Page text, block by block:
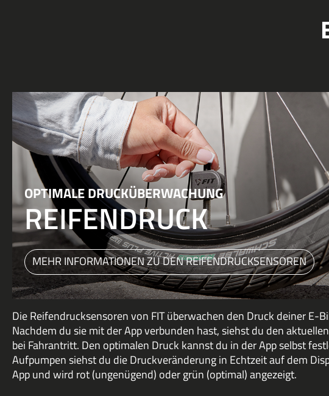
OPTIMALE DRUCKÜBERWACHUNG
REIFENDRUCK
MEHR INFORMATIONEN ZU DEN REIFENDRUCKSENSOREN
Die Reifendrucksensoren von FIT überwachen den Druck deiner E-
Nachdem du sie mit der App verbunden hast, siehst du den
bei Fahrantritt. Den optimalen Druck kannst du in der App selbst
Aufpumpen siehst du die Druckveränderung in Echtzeit auf dem
App und wird rot (ungenügend) oder grün (optimal) angezeigt.